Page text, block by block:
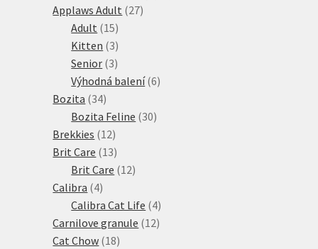
Applaws Adult 2727
Adult 1515
produktů
Kitten 33
produkty
Senior 33
produkty
Výhodná balení 66
Bozita 3434
produktů
Bozita Feline 3030
Brekkies 1212
produktů
Brit Care 1313
produktů
Brit Care 1212
Calibra 44
produkty
Calibra Cat Life 44
produkty
Carnilove granule 1212
Cat Chow 1818